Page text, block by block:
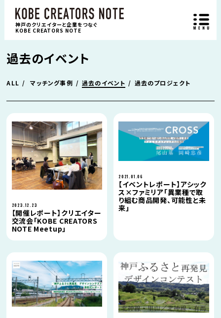
神戸のクリエイターと企業をつなぐ
KOBE CREATORS NOTE
過去のイベント
ALL マッチング事例 過去のイベント 過去のプロジェクト
2023.12.23
【開催レポート】クリエイター
交流会「KOBE CREATORS
NOTE Meetup」
2021.01.06
【イベントレポート】アシック
ス×ファミリア「異業種で取
り組む商品開発、可能性と未
来」